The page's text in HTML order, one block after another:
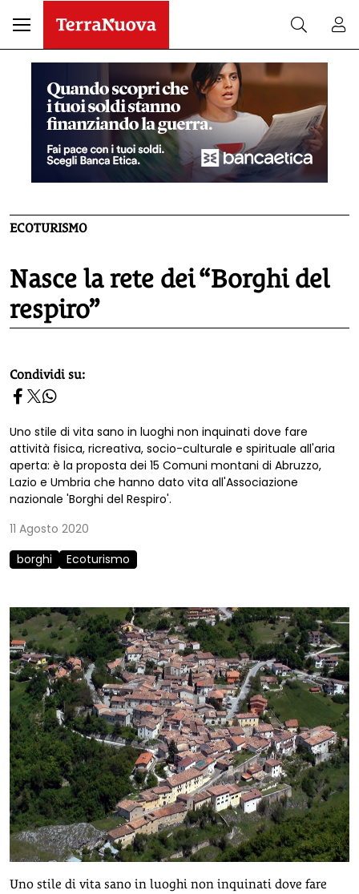
ECOTURISMO
Nasce la rete dei “Borghi del
respiro”
homepage h2
Condividi su:
Uno stile di vita sano in luoghi non inquinati dove fare
attività fisica, ricreativa, socio-culturale e spirituale all'aria
aperta: è la proposta dei 15 Comuni montani di Abruzzo,
Lazio e Umbria che hanno dato vita all'Associazione
nazionale 'Borghi del Respiro'.
11 Agosto 2020
borghi
Ecoturismo
Uno stile di vita sano in luoghi non inquinati dove fare